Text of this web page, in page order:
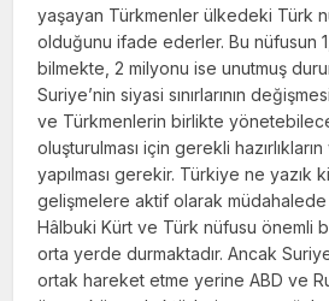
yaşayan Türkmenler ülkedeki Türk
olduğunu ifade ederler. Bu nüfusun
bilmekte, 2 milyonu ise unutmuş
Suriye’nin siya­si sınırlarının
ve Türkmenlerin birlikte
oluşturulması için gerekli
yapılması gerekir. Tür­kiye ne yazık
gelişmelere aktif olarak müdahalede
Hâl­buki Kürt ve Türk nüfusu önemli
orta yerde durmaktadır. Ancak
ortak hareket etme yerine ABD ve